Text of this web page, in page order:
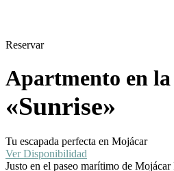
Reservar
Apartmento en
«Sunrise»
Tu escapada perfecta en Mojácar
Ver Disponibilidad
Justo en el paseo marítimo de Mojácar